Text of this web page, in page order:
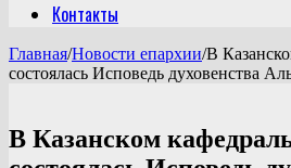
Контакты
Главная/Новости епархии/В
состоялась Исповедь духовенства
В Казанском